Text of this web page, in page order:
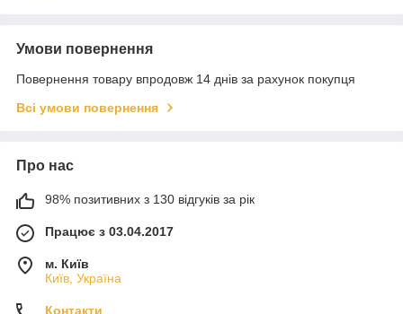
Умови повернення
Повернення товару впродовж 14 днів за рахунок покупця
Всі умови повернення
Про нас
98% позитивних з 130 відгуків за рік
Працює з 03.04.2017
м. Київ
Київ, Україна
Контакти